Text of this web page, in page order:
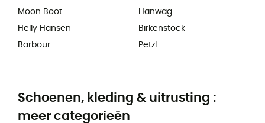
Moon Boot
Helly Hansen
Barbour
Hanwag
Birkenstock
Petzl
Schoenen, kleding & uitrusting :
meer categorieën